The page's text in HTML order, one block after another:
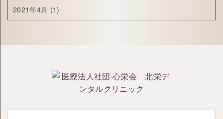
2021年4月 (1)